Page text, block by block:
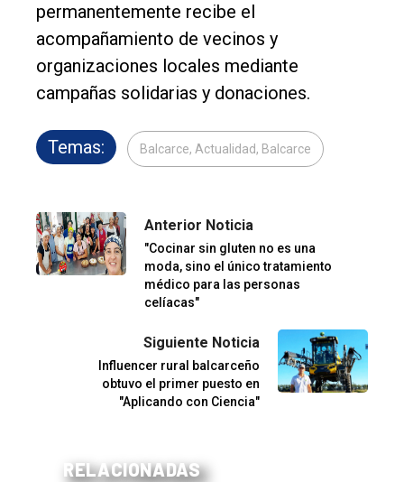
permanentemente recibe el
acompañamiento de vecinos y
organizaciones locales mediante
campañas solidarias y donaciones.
Temas: Balcarce, Actualidad, Balcarce
Anterior Noticia
"Cocinar sin gluten no es una
moda, sino el único tratamiento
médico para las personas
celíacas"
Siguiente Noticia
Influencer rural balcarceño
obtuvo el primer puesto en
"Aplicando con Ciencia"
RELACIONADAS